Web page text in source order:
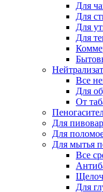
Для
Для
Для
Для
Все
Для
От
Для
Для
Для мытья
Все
Для